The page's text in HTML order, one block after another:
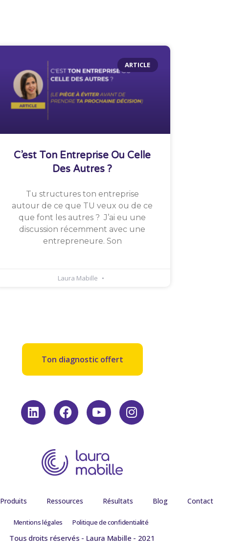
ARTICLE
C’est Ton Entreprise Ou Celle
Des Autres ?
Tu structures ton entreprise
autour de ce que TU veux ou de ce
que font les autres ? J’ai eu une
discussion récemment avec une
entrepreneure. Son
Laura Mabille
Ton diagnostic offert
Produits Ressources Résultats Blog Contact
Mentions légales Politique de confidentialité
Tous droits réservés - Laura Mabille - 2021